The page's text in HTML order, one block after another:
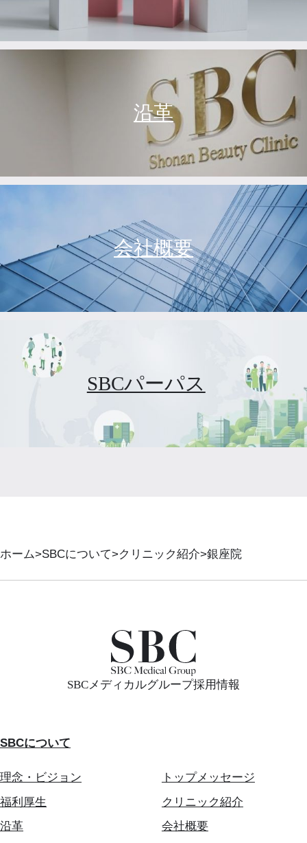
沿革
会社概要
SBCパーパス
ホーム SBCについて クリニック紹介 銀座院
SBCメディカルグループ採用情報
SBCについて
理念・ビジョン
トップメッセージ
福利厚生
クリニック紹介
沿革
会社概要